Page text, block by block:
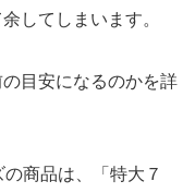
してしまいます。
目安になるのかを詳
商品は、「特大７